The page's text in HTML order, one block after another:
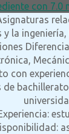
con 7.0
y la
con
de